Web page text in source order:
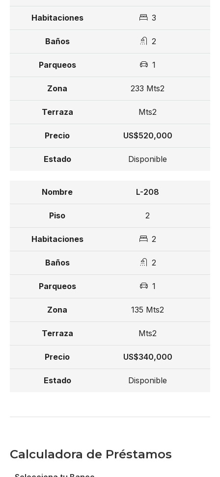
Zonas verdes
Zona de restaurantes
Piscina de 10,000 M2
20% de separación
60% durante la construcción
20% de contraentrega
3
2
1
233 Mts2
Mts2
US$520,000
Disponible
L-208
2
2
2
1
135 Mts2
Mts2
US$340,000
Disponible
Calculadora de Préstamos